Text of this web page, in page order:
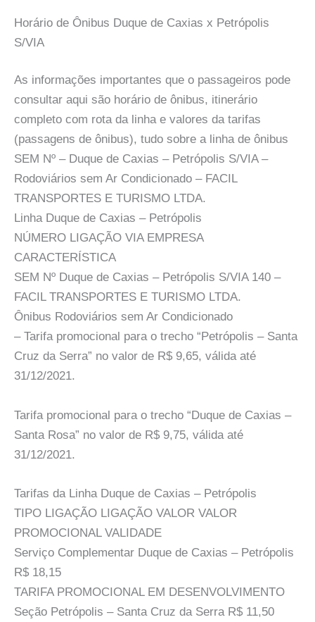
Horário de Ônibus Duque de Caxias x Petrópolis
S/VIA
As informações importantes que o passageiros pode
consultar aqui são horário de ônibus, itinerário
completo com rota da linha e valores da tarifas
(passagens de ônibus), tudo sobre a linha de ônibus
SEM Nº – Duque de Caxias – Petrópolis S/VIA –
Rodoviários sem Ar Condicionado – FACIL
TRANSPORTES E TURISMO LTDA.
Linha Duque de Caxias – Petrópolis
NÚMERO LIGAÇÃO VIA EMPRESA
CARACTERÍSTICA
SEM Nº Duque de Caxias – Petrópolis S/VIA 140 –
FACIL TRANSPORTES E TURISMO LTDA.
Ônibus Rodoviários sem Ar Condicionado
– Tarifa promocional para o trecho “Petrópolis – Santa
Cruz da Serra” no valor de R$ 9,65, válida até
31/12/2021.
Tarifa promocional para o trecho “Duque de Caxias –
Santa Rosa” no valor de R$ 9,75, válida até
31/12/2021.
Tarifas da Linha Duque de Caxias – Petrópolis
TIPO LIGAÇÃO LIGAÇÃO VALOR VALOR
PROMOCIONAL VALIDADE
Serviço Complementar Duque de Caxias – Petrópolis
R$ 18,15
TARIFA PROMOCIONAL EM DESENVOLVIMENTO
Seção Petrópolis – Santa Cruz da Serra R$ 11,50